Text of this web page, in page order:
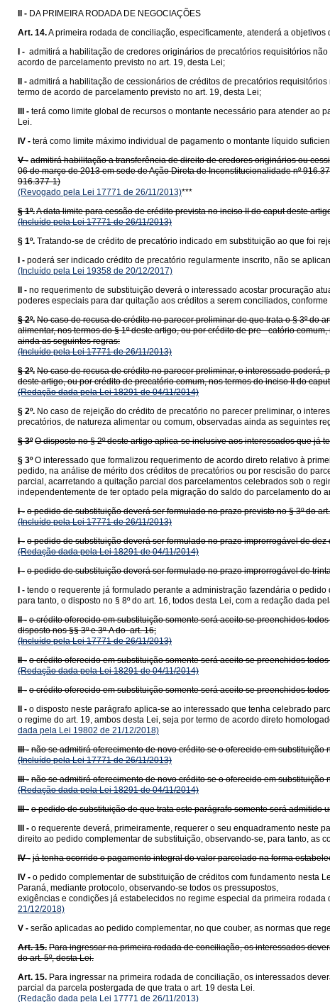
II - DA PRIMEIRA RODADA DE NEGOCIAÇÕES
Art. 14.A primeira rodada de conciliação, especificamente, atenderá a
I - admitirá a habilitação de credores originários de precatórios requisitórios
acordo de parcelamento previsto no art. 19, desta Lei;
II - admitirá a habilitação de cessionários de créditos de precatórios
termo de acordo de parcelamento previsto no art. 19, desta Lei;
III - terá como limite global de recursos o montante necessário para atender ao
Lei.
IV - terá como limite máximo individual de pagamento o montante líquido
V - admitirá habilitação a transferência de direito de credores originários ou
06 de março de 2013 em sede de Ação Direta de Inconstitucionalidade nº
916.377-1)
(Revogado pela Lei 17771 de 26/11/2013)***
§ 1º.A data limite para cessão de crédito prevista no inciso II do caput deste
(Incluído pela Lei 17771 de 26/11/2013)
§ 1º. Tratando-se de crédito de precatório indicado em substituição ao que foi
I - poderá ser indicado crédito de precatório regularmente inscrito, não se
(Incluído pela Lei 19358 de 20/12/2017)
II - no requerimento de substituição deverá o interessado acostar procuração
poderes especiais para dar quitação aos créditos a serem conciliados,
§ 2º. No caso de recusa de crédito no parecer preliminar de que trata o § 3º do
alimentar, nos termos do § 1º deste artigo, ou por crédito de pre - catório
ainda as seguintes regras:
(Incluído pela Lei 17771 de 26/11/2013)
§ 2º. No caso de recusa de crédito no parecer preliminar, o interessado
deste artigo, ou por crédito de precatório comum, nos termos do inciso II do
(Redação dada pela Lei 18291 de 04/11/2014)
§ 2º. No caso de rejeição do crédito de precatório no parecer preliminar, o
precatórios, de natureza alimentar ou comum, observadas ainda as seguintes
§ 3º O disposto no § 2º deste artigo aplica-se inclusive aos interessados que
§ 3º O interessado que formalizou requerimento de acordo direto relativo à
pedido, na análise de mérito dos créditos de precatórios ou por rescisão do
parcial, acarretando a quitação parcial dos parcelamentos celebrados sob o
independentemente de ter optado pela migração do saldo do parcelamento do
I - o pedido de substituição deverá ser formulado no prazo previsto no § 3º do
(Incluído pela Lei 17771 de 26/11/2013)
I - o pedido de substituição deverá ser formulado no prazo improrrogável de
(Redação dada pela Lei 18291 de 04/11/2014)
I - o pedido de substituição deverá ser formulado no prazo improrrogável de
I - tendo o requerente já formulado perante a administração fazendária o
para tanto, o disposto no § 8º do art. 16, todos desta Lei, com a redação dada
II - o crédito oferecido em substituição somente será aceito se preenchidos
disposto nos §§ 3º e 3º-A do art. 16;
(Incluído pela Lei 17771 de 26/11/2013)
II - o crédito oferecido em substituição somente será aceito se preenchidos
(Redação dada pela Lei 18291 de 04/11/2014)
II - o crédito oferecido em substituição somente será aceito se preenchidos
II - o disposto neste parágrafo aplica-se ao interessado que tenha celebrado
o regime do art. 19, ambos desta Lei, seja por termo de acordo direto
dada pela Lei 19802 de 21/12/2018)
III - não se admitirá oferecimento de novo crédito se o oferecido em substituição
(Incluído pela Lei 17771 de 26/11/2013)
III - não se admitirá oferecimento de novo crédito se o oferecido em
(Redação dada pela Lei 18291 de 04/11/2014)
III - o pedido de substituição de que trata este parágrafo somente será admitido
III - o requerente deverá, primeiramente, requerer o seu enquadramento neste
direito ao pedido complementar de substituição, observando-se, para tanto, as
IV - já tenha ocorrido o pagamento integral do valor parcelado na forma
IV - o pedido complementar de substituição de créditos com fundamento nesta
Paraná, mediante protocolo, observando-se todos os pressupostos,
exigências e condições já estabelecidos no regime especial da primeira
21/12/2018)
V - serão aplicadas ao pedido complementar, no que couber, as normas que
Art. 15. Para ingressar na primeira rodada de conciliação, os interessados
do art. 5º, desta Lei.
Art. 15. Para ingressar na primeira rodada de conciliação, os interessados
parcial da parcela postergada de que trata o art. 19 desta Lei.
(Redação dada pela Lei 17771 de 26/11/2013)